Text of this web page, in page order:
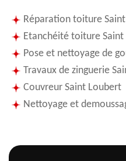
Réparation toiture
Etanchéité toiture
Pose et nettoyage de
Travaux de zinguerie
Couvreur Saint Loubert
Nettoyage et